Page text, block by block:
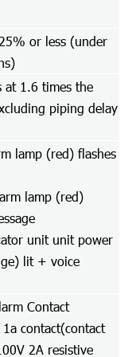
or less (under
at 1.6 times the
piping delay
lamp (red) flashes
lamp (red)
unit unit power
lit + voice
Contact
contact(contact
2A resistive